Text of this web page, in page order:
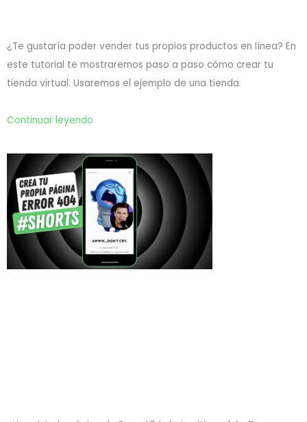
¿Te gustaría poder vender tus propios productos en línea? En
este tutorial te mostraremos paso a paso cómo crear tu
tienda virtual. Usaremos el ejemplo de una tienda
Continuar leyendo